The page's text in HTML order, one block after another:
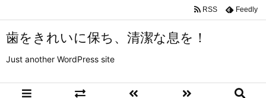
歯をきれいに保ち、清潔な息を！
Just another WordPress site
RSS Feedly